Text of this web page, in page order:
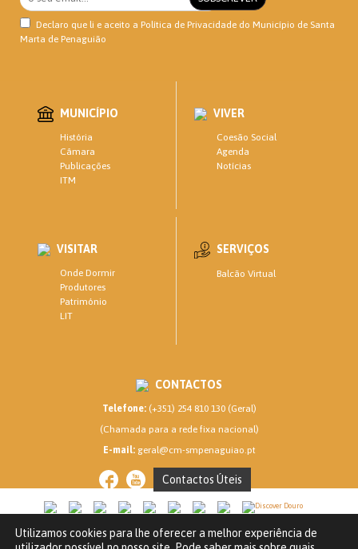
Declaro que li e aceito a Política de Privacidade do Município de Santa
Marta de Penaguião
MUNICÍPIO
História
Câmara
Publicações
ITM
VIVER
Coesão Social
Agenda
Notícias
VISITAR
Onde Dormir
Produtores
Património
LIT
SERVIÇOS
Balcão Virtual
CONTACTOS
Telefone:(+351) 254 810 130 (Geral)
(Chamada para a rede fixa nacional)
E-mail:geral@cm-smpenaguiao.pt
Contactos Úteis
CM SANTA MARTA DE PENAGUIÃO © 2020
Utilizamos cookies para lhe oferecer a melhor experiência de